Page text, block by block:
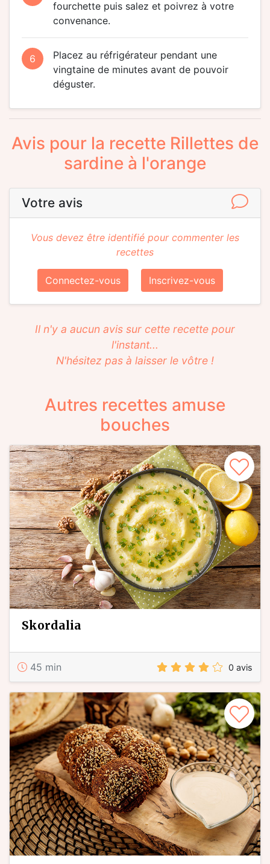
fourchette puis salez et poivrez à votre
convenance.
6
Placez au réfrigérateur pendant une
vingtaine de minutes avant de pouvoir
déguster.
Avis pour la recette Rillettes de
sardine à l'orange
Votre avis
Vous devez être identifié pour commenter les
recettes
Connectez-vous Inscrivez-vous
Il n'y a aucun avis sur cette recette pour
l'instant...
N'hésitez pas à laisser le vôtre !
Autres recettes amuse
bouches
skordalia
45 min 0 avis